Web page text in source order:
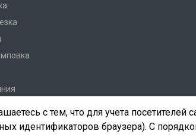
с тем, что для учета посетителей
идентификаторов браузера). С